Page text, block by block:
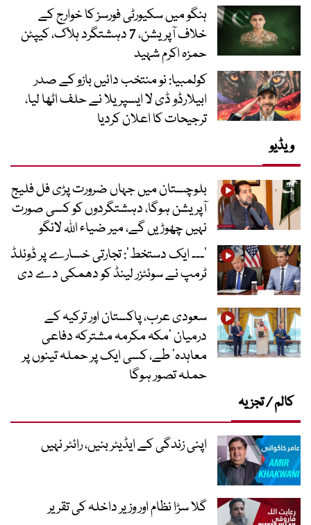
ہنگو میں سکیورٹی فورسز کا خوارج کے
خلاف آپریشن، 7 دہشتگرد ہلاک، کیپٹن
حمزہ اکرم شہید
کولمبیا: نو منتخب دائیں بازو کے صدر
ابیلارڈو ڈی لا ایسپریلا نے حلف اٹھا لیا،
ترجیحات کا اعلان کردیا
ویڈیو
بلوچستان میں جہاں ضرورت پڑی فل فلیج
آپریشن ہوگا، دہشتگردوں کو کسی صورت
نہیں چھوڑیں گے، میر ضیاء اللہ لانگو
’۔۔۔ ایک دستخط‘: تجارتی خسارے پر ڈونلڈ
ٹرمپ نے سوئٹزر لینڈ کو دھمکی دے دی
سعودی عرب، پاکستان اور ترکیہ کے
درمیان ’مکہ مکرمہ مشترکہ دفاعی
معاہدہ‘ طے، کسی ایک پر حملہ تینوں پر
حملہ تصور ہوگا
کالم / تجزیہ
اپنی زندگی کے ایڈیٹر بنیں، رائٹر نہیں
گلا سڑا نظام اور وزیر داخلہ کی تقریر